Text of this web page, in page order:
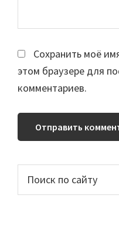
Сохранить моё
этом браузере для
комментариев.
Основной
сайдбар